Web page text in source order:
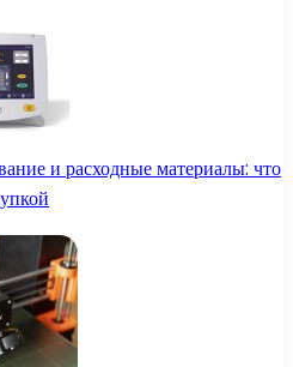
и расходные материалы: что